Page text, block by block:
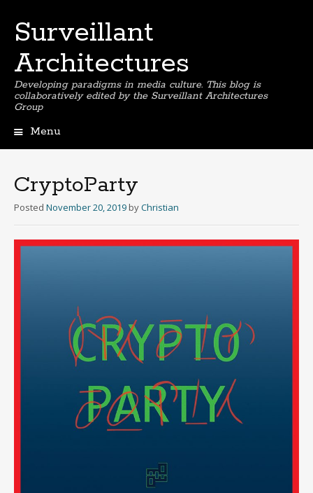
Surveillant
Architectures
Developing paradigms in media culture. This blog is
collaboratively edited by the Surveillant Architectures
Group
Menu
CryptoParty
Posted November 20, 2019 byChristian